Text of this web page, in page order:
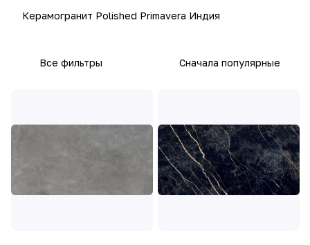
Керамогранит Polished Primavera Индия
Все фильтры Сначала популярные